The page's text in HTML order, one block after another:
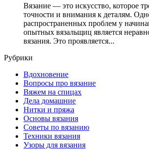
Вязание — это искусство, которое
точности и внимания к деталям.
распространенных проблем у
опытных вязальщиц является
вязания. Это проявляется...
Рубрики
Вдохновение
Вопросы про вязание
Вяжем на спицах
Дела домашние
Нитки и пряжа
Основы вязания
Советы по вязанию
Техники вязания
Узоры для вязания